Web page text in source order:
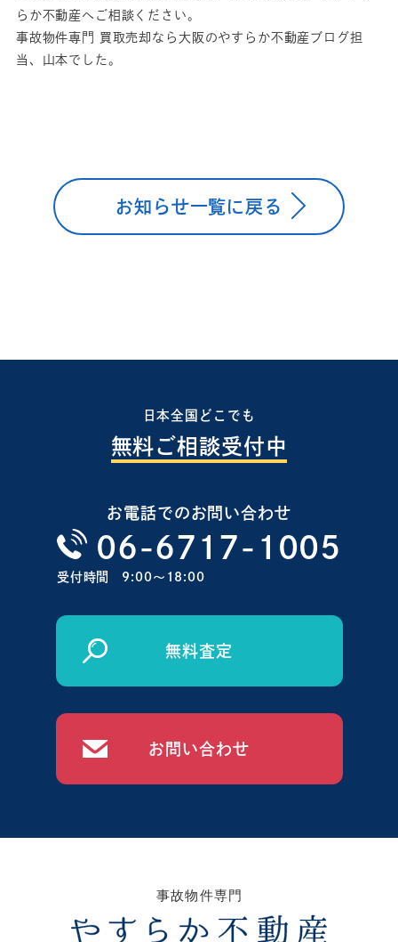
らか不動産へご相談ください。
事故物件専門 買取売却なら大阪のやすらか不動産ブログ担
当、山本でした。
お知らせ一覧に戻る
日本全国どこでも
無料ご相談受付中
お電話でのお問い合わせ
06-6717-1005
受付時間 9:00〜18:00
無料査定
お問い合わせ